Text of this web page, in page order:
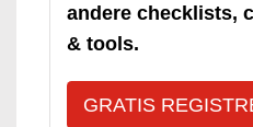
andere checklists,
& tools.
GRATIS